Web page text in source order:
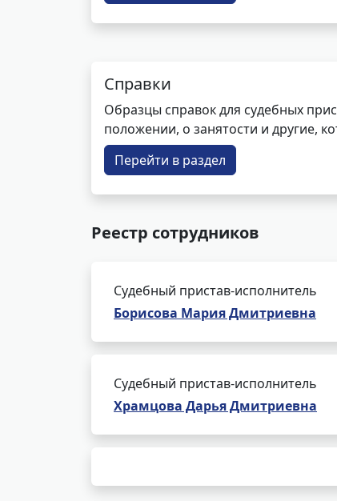
Справки
Образцы справок для судебных
положении, о занятости и другие,
Перейти в раздел
Реестр сотрудников
Судебный пристав-исполнитель
Борисова Мария Дмитриевна
Судебный пристав-исполнитель
Храмцова Дарья Дмитриевна